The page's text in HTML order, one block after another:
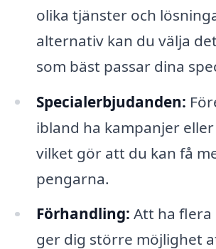
olika tjänster och
alternativ kan du välja
som bäst passar dina
Specialerbjudanden:
ibland ha kampanjer
vilket gör att du kan få
pengarna.
Förhandling: Att ha
ger dig större möjlighet